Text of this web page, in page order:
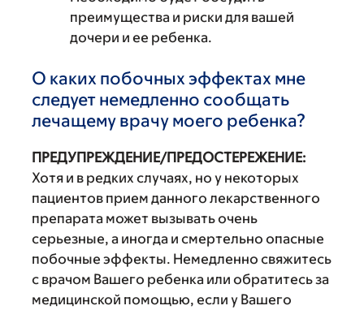
преимущества и риски для вашей
дочери и ее ребенка.
О каких побочных эффектах мне
следует немедленно сообщать
лечащему врачу моего ребенка?
ПРЕДУПРЕЖДЕНИЕ/ПРЕДОСТЕРЕЖЕНИЕ:
Хотя и в редких случаях, но у некоторых
пациентов прием данного лекарственного
препарата может вызывать очень
серьезные, а иногда и смертельно опасные
побочные эффекты. Немедленно свяжитесь
с врачом Вашего ребенка или обратитесь за
медицинской помощью, если у Вашего